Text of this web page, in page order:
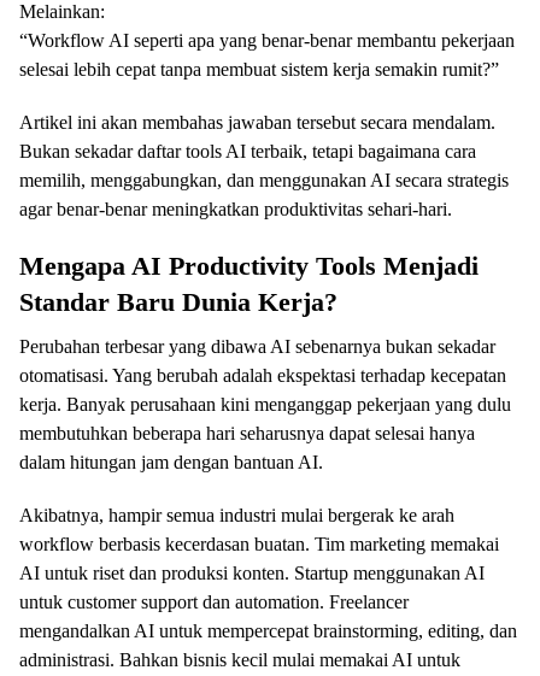
Melainkan:
“Workflow AI seperti apa yang benar-benar membantu pekerjaan
selesai lebih cepat tanpa membuat sistem kerja semakin rumit?”
Artikel ini akan membahas jawaban tersebut secara mendalam.
Bukan sekadar daftar tools AI terbaik, tetapi bagaimana cara
memilih, menggabungkan, dan menggunakan AI secara strategis
agar benar-benar meningkatkan produktivitas sehari-hari.
Mengapa AI Productivity Tools Menjadi
Standar Baru Dunia Kerja?
Perubahan terbesar yang dibawa AI sebenarnya bukan sekadar
otomatisasi. Yang berubah adalah ekspektasi terhadap kecepatan
kerja. Banyak perusahaan kini menganggap pekerjaan yang dulu
membutuhkan beberapa hari seharusnya dapat selesai hanya
dalam hitungan jam dengan bantuan AI.
Akibatnya, hampir semua industri mulai bergerak ke arah
workflow berbasis kecerdasan buatan. Tim marketing memakai
AI untuk riset dan produksi konten. Startup menggunakan AI
untuk customer support dan automation. Freelancer
mengandalkan AI untuk mempercepat brainstorming, editing, dan
administrasi. Bahkan bisnis kecil mulai memakai AI untuk